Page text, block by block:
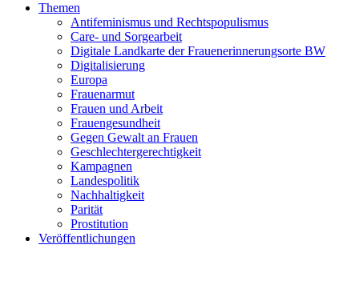
Themen
Antifeminismus und Rechtspopulismus
Care- und Sorgearbeit
Digitale Landkarte der Frauenerinnerungsorte BW
Digitalisierung
Europa
Frauenarmut
Frauen und Arbeit
Frauengesundheit
Gegen Gewalt an Frauen
Geschlechtergerechtigkeit
Kampagnen
Landespolitik
Nachhaltigkeit
Parität
Prostitution
Veröffentlichungen